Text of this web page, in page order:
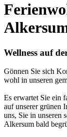
Wellness auf
Gönnen Sie sich
wohl in unseren
Es erwartet Sie ein
auf unserer grünen
uns, Sie in unseren
Alkersum bald